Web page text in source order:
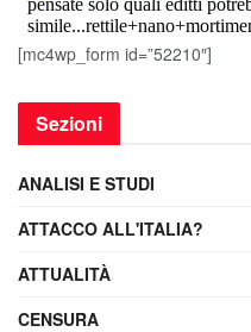
[mc4wp_form id=”52210″]
Sezioni
ANALISI E STUDI
ATTACCO ALL'ITALIA?
ATTUALITÀ
CENSURA